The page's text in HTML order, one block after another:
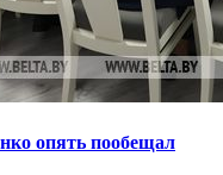
опять пообещал